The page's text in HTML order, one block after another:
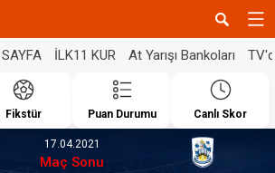
İLK11 KUR At Yarışı Bankoları
Fikstür Puan Durumu Canlı Skor
17.04.2021
Maç Sonu